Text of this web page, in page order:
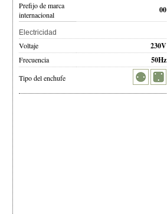
Prefijo de marca
internacional
00
Electricidad
Voltaje 230V
Frecuencia 50Hz
Tipo del enchufe